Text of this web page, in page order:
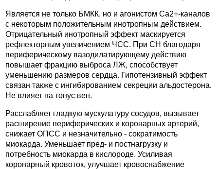
Является не только БМКК, но и агонистом Ca2+-каналов
с некоторым положительным инотропным действием.
Отрицательный инотропный эффект маскируется
рефлекторным увеличением ЧСС. При СН благодаря
периферическому вазодилатирующему действию
повышает фракцию выброса ЛЖ, способствует
уменьшению размеров сердца. Гипотензивный эффект
связан также с ингибированием секреции альдостерона.
Не влияет на тонус вен.
Расслабляет гладкую мускулатуру сосудов, вызывает
расширение периферических и коронарных артерий,
снижает ОПСС и незначительно - сократимость
миокарда. Уменьшает пред- и постнагрузку и
потребность миокарда в кислороде. Усиливая
коронарный кровоток, улучшает кровоснабжение